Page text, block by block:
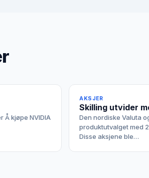
Å kjøpe NVIDIA
AKSJER
Skilling utvider
Den nordiske Valuta
produktutvalget med
Disse aksjene ble…